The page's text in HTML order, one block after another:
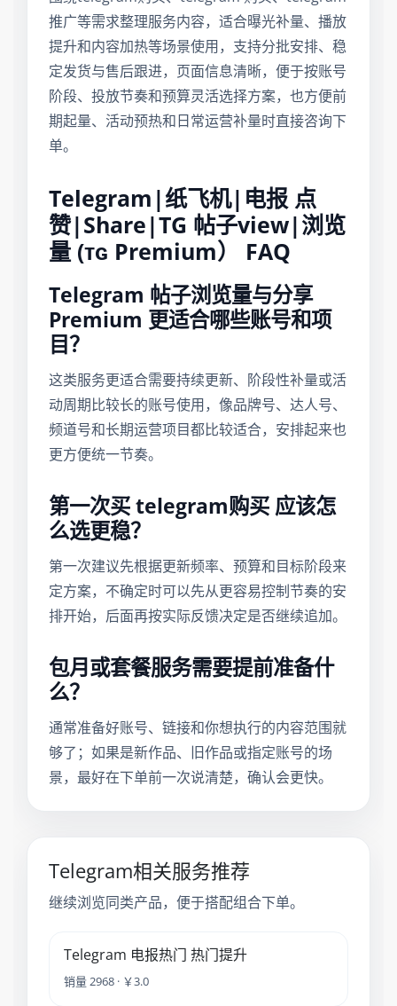
推广等需求整理服务内容，适合曝光补量、播放
提升和内容加热等场景使用，支持分批安排、稳
定发货与售后跟进，页面信息清晰，便于按账号
阶段、投放节奏和预算灵活选择方案，也方便前
期起量、活动预热和日常运营补量时直接咨询下
单。
Telegram|纸飞机|电报 点
赞|Share|TG 帖子view|浏览
量 (ᴛɢ Premium） FAQ
Telegram 帖子浏览量与分享
Premium 更适合哪些账号和项
目？
这类服务更适合需要持续更新、阶段性补量或活
动周期比较长的账号使用，像品牌号、达人号、
频道号和长期运营项目都比较适合，安排起来也
更方便统一节奏。
第一次买 telegram购买 应该怎
么选更稳？
第一次建议先根据更新频率、预算和目标阶段来
定方案，不确定时可以先从更容易控制节奏的安
排开始，后面再按实际反馈决定是否继续追加。
包月或套餐服务需要提前准备什
么？
通常准备好账号、链接和你想执行的内容范围就
够了；如果是新作品、旧作品或指定账号的场
景，最好在下单前一次说清楚，确认会更快。
Telegram相关服务推荐
继续浏览同类产品，便于搭配组合下单。
Telegram 电报热门 热门提升
销量 2968 · ￥3.0